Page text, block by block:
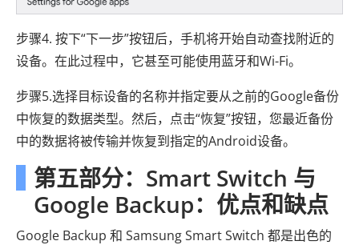
步骤4. 按下“下一步”按钮后，手机将开始自动查找附近的
设备。在此过程中，它甚至可能使用蓝牙和Wi-Fi。
步骤5.选择目标设备的名称并指定要从之前的Google备份
中恢复的数据类型。然后，点击“恢复”按钮，您最近备份
中的数据将被传输并恢复到指定的Android设备。
第五部分：Smart Switch 与
Google Backup：优点和缺点
Google Backup 和 Samsung Smart Switch 都是出色的